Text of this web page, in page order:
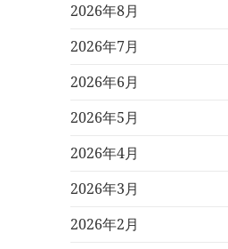
2026年8月
2026年7月
2026年6月
2026年5月
2026年4月
2026年3月
2026年2月